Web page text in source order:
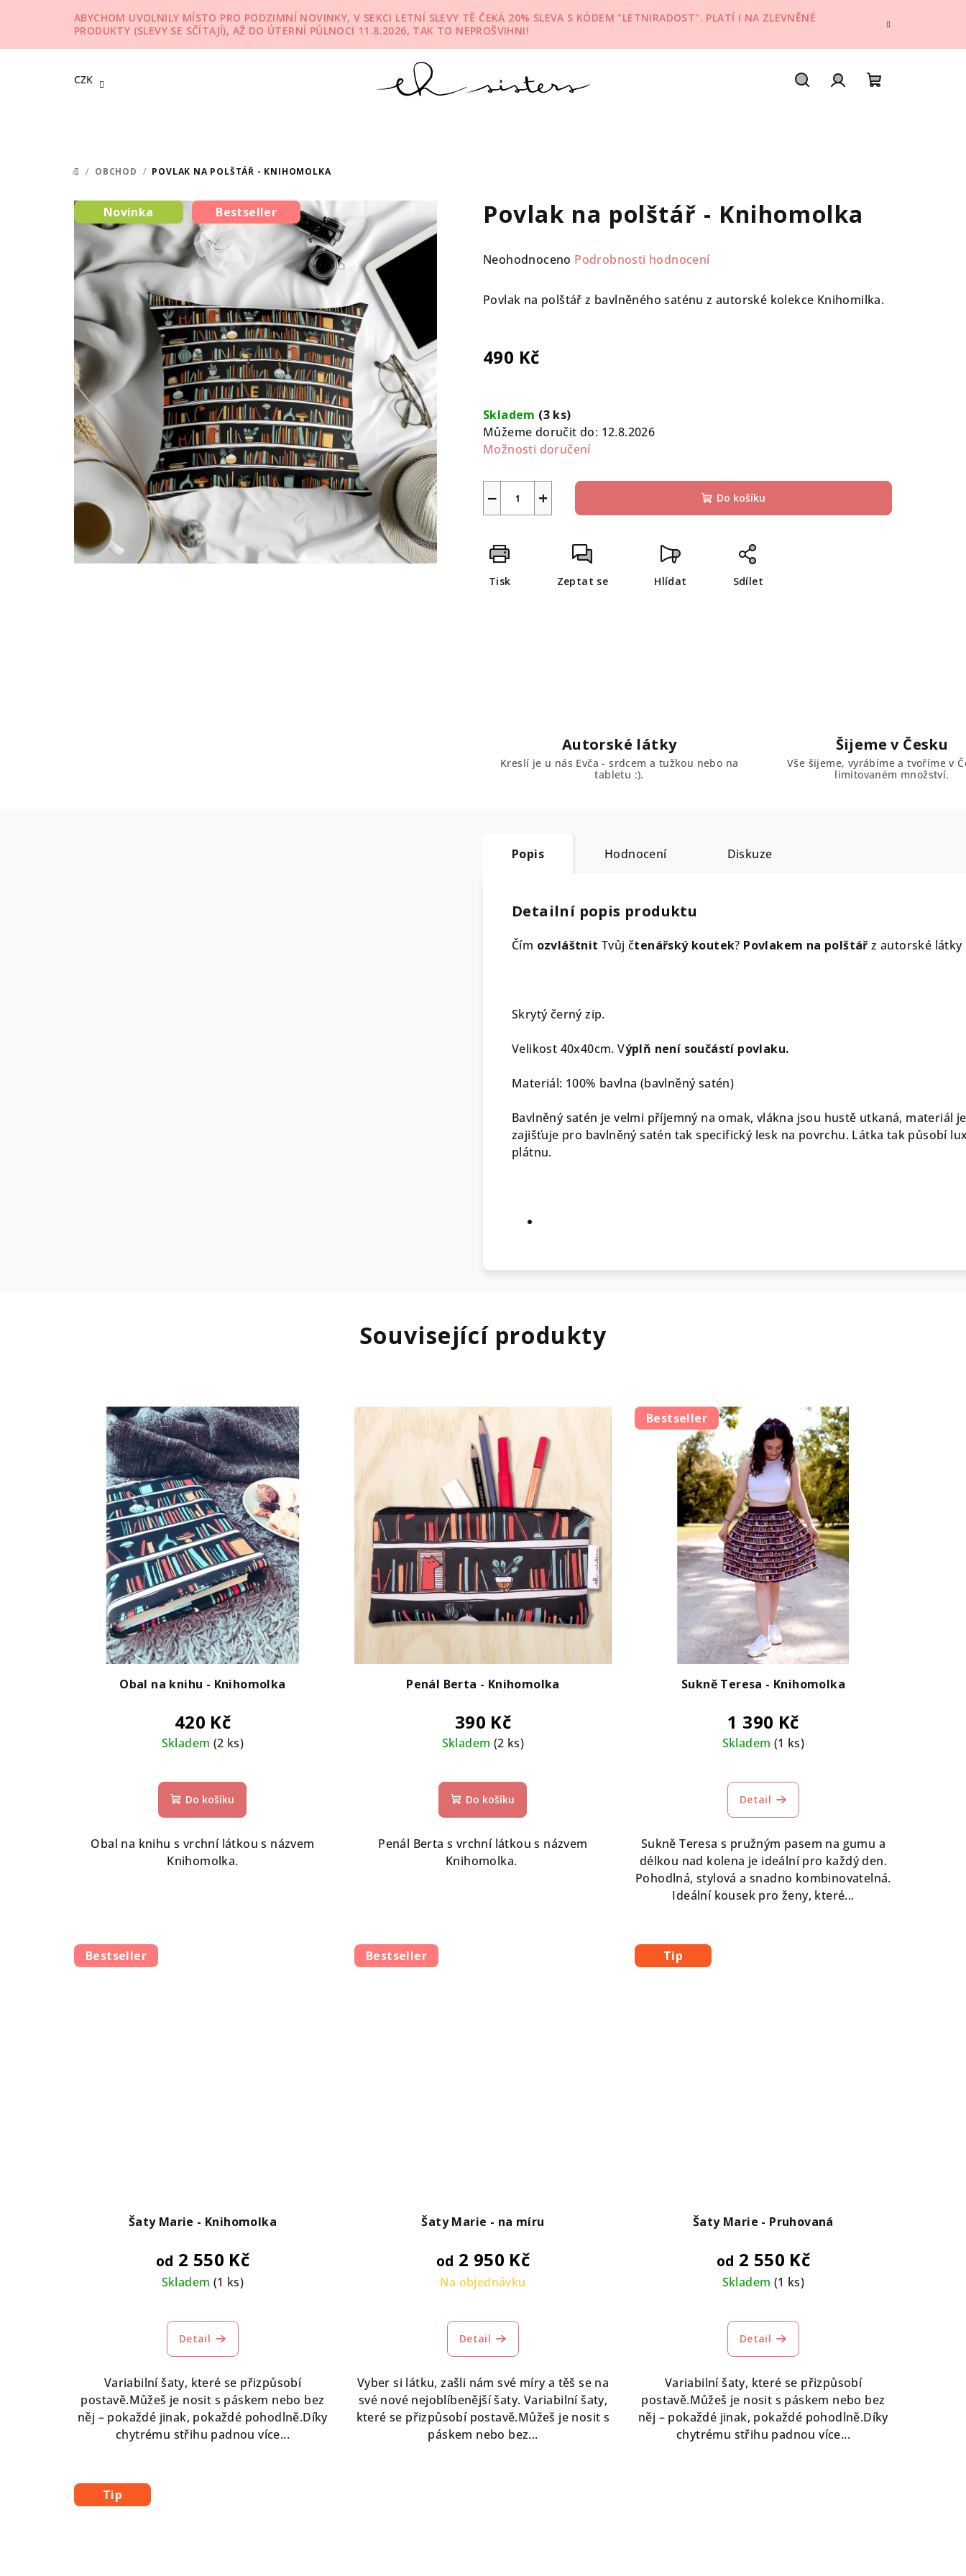
ABYCHOM UVOLNILY MÍSTO PRO PODZIMNÍ NOVINKY, V SEKCI LETNÍ SLEVY TĚ ČEKÁ 20% SLEVA S KÓDEM "LETNIRADOST". PLATÍ I NA ZLEVNĚNÉ
PRODUKTY (SLEVY SE SČÍTAJÍ), AŽ DO ÚTERNÍ PŮLNOCI 11.8.2026, TAK TO NEPROŠVIHNI!
CZK
DOMŮ
/ OBCHOD / POVLAK NA POLŠTÁŘ - KNIHOMOLKA
Povlak na polštář - Knihomolka
Průměrné
produktu
5
Neohodnoceno Podrobnosti hodnocení
Povlak na polštář z bavlněného saténu z autorské kolekce Knihomilka.
490 Kč
cena:
Skladem (3 ks)
Můžeme doručit do: 12.8.2026
Možnosti doručení
+
− Do košíku
Tisk Zeptat se Hlídat Sdílet
Novinka Bestseller
Autorské látky
Kreslí je u nás Evča - srdcem a tužkou nebo na
tabletu :).
Šijeme v Česku
Vše šijeme, vyrábíme a tvoříme v
limitovaném množství.
Popis Hodnocení Diskuze
Detailní popis produktu
Čím ozvláštnit Tvůj čtenářský koutek? Povlakem na polštářz autorské látky
Skrytý černý zip.
Velikost 40x40cm. Výplň není součástí povlaku.
Materiál: 100% bavlna (bavlněný satén)
Bavlněný satén je velmi příjemný na omak, vlákna jsou hustě utkaná, materiál
zajišťuje pro bavlněný satén tak specifický lesk na povrchu. Látka tak působí
plátnu.
Související produkty
Obal na knihu - Knihomolka
420 Kč
Skladem (2 ks)
Do košíku
Obal na knihu s vrchní látkou s názvem
Knihomolka.
Penál Berta - Knihomolka
390 Kč
Skladem (2 ks)
Do košíku
Penál Berta s vrchní látkou s názvem
Knihomolka.
Bestseller
Sukně Teresa - Knihomolka
1 390 Kč
Skladem (1 ks)
hodnocení
produktu
je
5,0
z
5
hvězdiček.
Detail
Sukně Teresa s pružným pasem na gumu a
délkou nad kolena je ideální pro každý den.
Pohodlná, stylová a snadno kombinovatelná.
Ideální kousek pro ženy, které...
Bestseller
Šaty Marie - Knihomolka
od 2 550 Kč
Skladem (1 ks)
hodnocení
produktu
je
5,0
z
5
hvězdiček.
Detail
Variabilní šaty, které se přizpůsobí
postavě.Můžeš je nosit s páskem nebo bez
něj – pokaždé jinak, pokaždé pohodlně.Díky
chytrému střihu padnou více...
Bestseller
Šaty Marie - na míru
od 2 950 Kč
Na objednávku
Detail
Vyber si látku, zašli nám své míry a těš se na
své nové nejoblíbenější šaty. Variabilní šaty,
které se přizpůsobí postavě.Můžeš je nosit s
páskem nebo bez...
Tip
Šaty Marie - Pruhovaná
od 2 550 Kč
Skladem (1 ks)
hodnocení
produktu
je
5,0
z
5
hvězdiček.
Detail
Variabilní šaty, které se přizpůsobí
postavě.Můžeš je nosit s páskem nebo bez
něj – pokaždé jinak, pokaždé pohodlně.Díky
chytrému střihu padnou více...
Tip